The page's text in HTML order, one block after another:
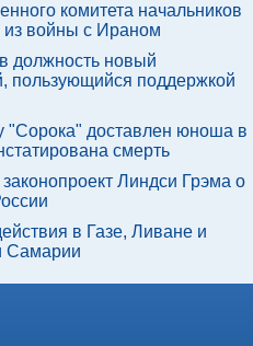
комитета начальников
войны с Ираном
должность новый
пользующийся поддержкой
"Сорока" доставлен юноша в
смерть
Линдси Грэма о
в Газе, Ливане и
Самарии